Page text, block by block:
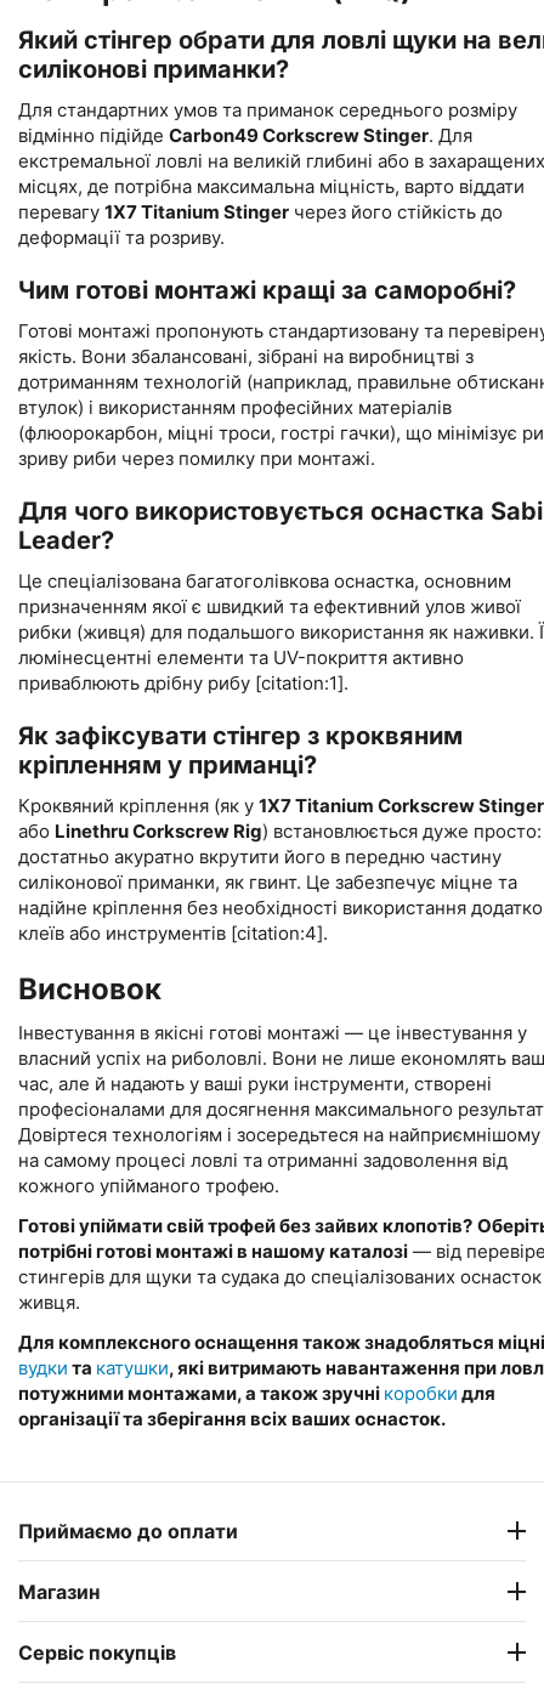
Який стінгер обрати для ловлі щуки на
силіконові приманки?
Для стандартних умов та приманок середнього розміру
відмінно підійде Carbon49 Corkscrew Stinger. Для
екстремальної ловлі на великій глибині або в захаращених
місцях, де потрібна максимальна міцність, варто віддати
перевагу 1X7 Titanium Stinger через його стійкість до
деформації та розриву.
Чим готові монтажі кращі за саморобні?
Готові монтажі пропонують стандартизовану та
якість. Вони збалансовані, зібрані на виробництві з
дотриманням технологій (наприклад, правильне
втулок) і використанням професійних матеріалів
(флюорокарбон, міцні троси, гострі гачки), що мінімізує
зриву риби через помилку при монтажі.
Для чого використовується оснастка
Leader?
Це спеціалізована багатоголівкова оснастка, основним
призначенням якої є швидкий та ефективний улов живої
рибки (живця) для подальшого використання як наживки.
люмінесцентні елементи та UV-покриття активно
приваблюють дрібну рибу [citation:1].
Як зафіксувати стінгер з кроквяним
кріпленням у приманці?
Кроквяний кріплення (як у 1X7 Titanium Corkscrew Stinger
або Linethru Corkscrew Rig) встановлюється дуже просто:
достатньо акуратно вкрутити його в передню частину
силіконової приманки, як гвинт. Це забезпечує міцне та
надійне кріплення без необхідності використання
клеїв або инструментів [citation:4].
Висновок
Інвестування в якісні готові монтажі — це інвестування у
власний успіх на риболовлі. Вони не лише економлять ваш
час, але й надають у ваші руки інструменти, створені
професіоналами для досягнення максимального
Довіртеся технологіям і зосередьтеся на
на самому процесі ловлі та отриманні задоволення від
кожного упійманого трофею.
Готові упіймати свій трофей без зайвих клопотів?
потрібні готові монтажі в нашому каталозі — від
стингерів для щуки та судака до спеціалізованих
живця.
Для комплексного оснащення також знадобляться міцні
вудки та катушки, які витримають навантаження при
потужними монтажами, а також зручні коробки для
організації та зберігання всіх ваших оснасток.
Приймаємо до оплати
Магазин
Сервіс покупців